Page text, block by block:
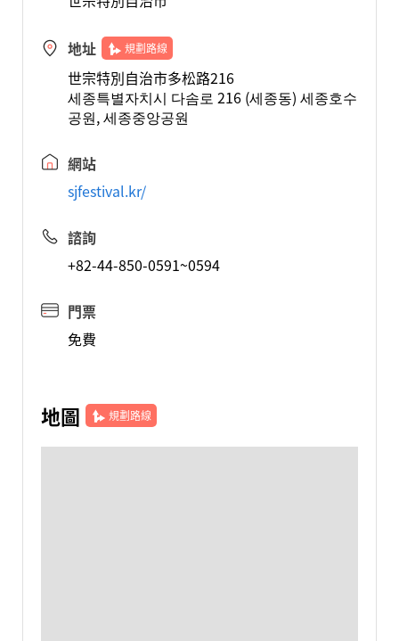
地址 規劃路線
世宗特別自治市多松路216
세종특별자치시 다솜로 216 (세종동) 세종호수
공원, 세종중앙공원
網站
sjfestival.kr/
諮詢
+82-44-850-0591~0594
門票
免費
地圖 規劃路線